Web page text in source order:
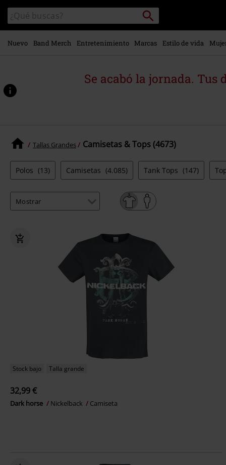
contenido
principal
Buscar
en
el
catálogo
Buscar
Nuevo Band Merch Entretenimiento Marcas Estilo de vida
Se acabó la jornada. Tus
Tallas Grandes Camisetas & Tops (4673)
Polos (13) Camisetas (4.085) Tank Tops (147)
Stock bajo Talla grande
32,99 €
Dark horse Nickelback Camiseta